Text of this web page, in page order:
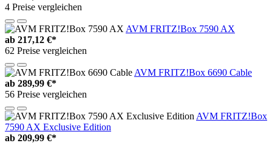
4 Preise vergleichen
AVM FRITZ!Box 7590 AX
ab 217,12 €*
62 Preise vergleichen
AVM FRITZ!Box 6690 Cable
ab 289,99 €*
56 Preise vergleichen
AVM FRITZ!Box
7590 AX Exclusive Edition
ab 209,99 €*